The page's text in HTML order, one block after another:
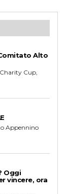
Alto
Cup,
Appennino
Oggi
vincere, ora